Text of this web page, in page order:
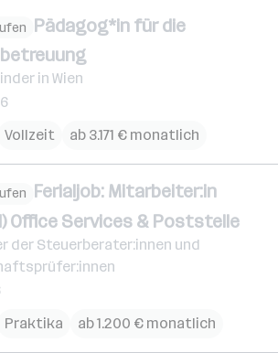
Pädagog*in für die
in Wien
Vollzeit ab 3.171 € monatlich
Ferialjob: Mitarbeiter:in
Office Services & Poststelle
der Steuerberater:innen und
Praktika ab 1.200 € monatlich